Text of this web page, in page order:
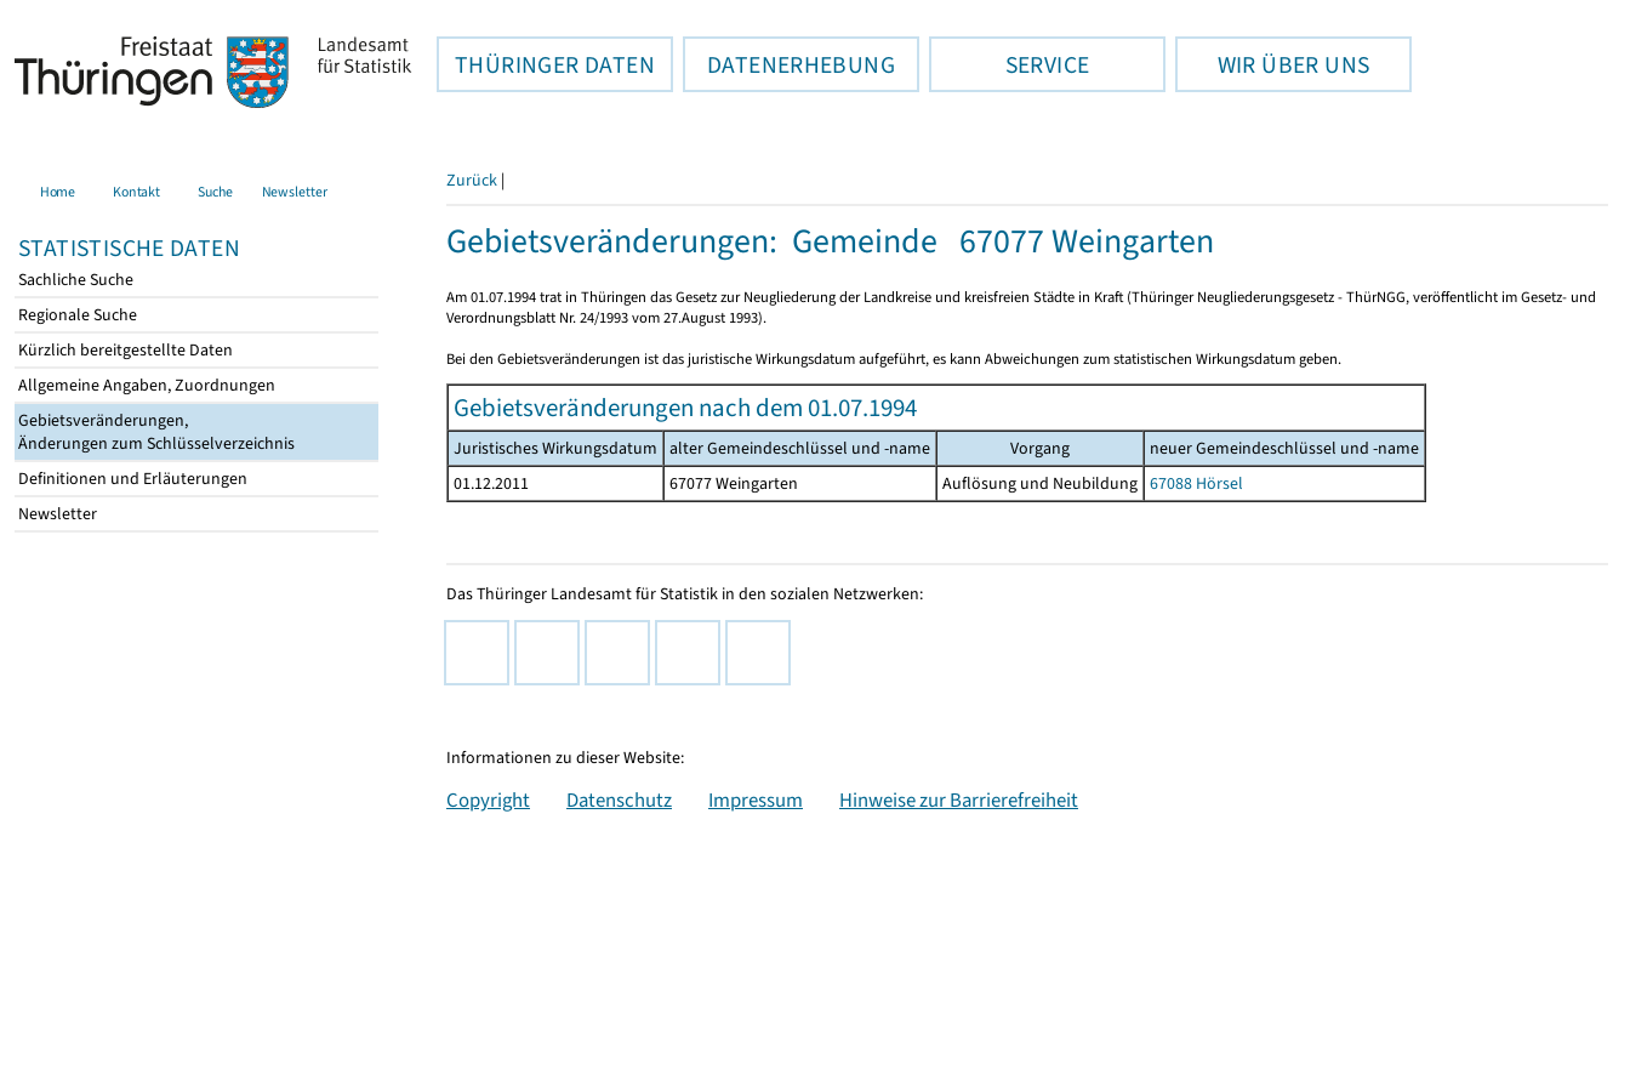
THÜRINGER DATEN DATENERHEBUNG SERVICE WIR ÜBER UNS
Home Kontakt Suche Newsletter
STATISTISCHE DATEN
Sachliche Suche
Regionale Suche
Kürzlich bereitgestellte Daten
Allgemeine Angaben, Zuordnungen
Gebietsveränderungen,
Änderungen zum Schlüsselverzeichnis
Definitionen und Erläuterungen
Newsletter
Zurück |
Gebietsveränderungen: Gemeinde 67077 Weingarten
Am 01.07.1994 trat in Thüringen das Gesetz zur Neugliederung der Landkreise und kreisfreien Städte in Kraft (Thüringer Neugliederungsgesetz - ThürNGG, veröffentlicht im Gesetz- und
Verordnungsblatt Nr. 24/1993 vom 27.August 1993).
Bei den Gebietsveränderungen ist das juristische Wirkungsdatum aufgeführt, es kann Abweichungen zum statistischen Wirkungsdatum geben.
Gebietsveränderungen nach dem 01.07.1994
Juristisches Wirkungsdatum alter Gemeindeschlüssel und -name Vorgang
neuer Gemeindeschlüssel und -name
01.12.2011
67077 Weingarten Auflösung und Neubildung 67088 Hörsel
Das Thüringer Landesamt für Statistik in den sozialen Netzwerken:
Informationen zu dieser Website:
Copyright Datenschutz Impressum Hinweise zur Barrierefreiheit